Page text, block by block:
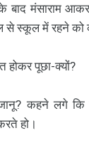
मंसाराम आकर
से स्कूल में रहने को
होकर पूछा-क्यों?
जानू? कहने लगे कि
हो।